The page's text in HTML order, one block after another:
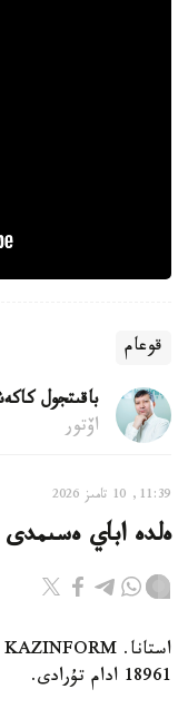
قوعام
باقىتجول
اۆتور
11:39, 10 تامىز 2026
ەلدە اباي ەسىمدى
18961 ادام تۇرادى.